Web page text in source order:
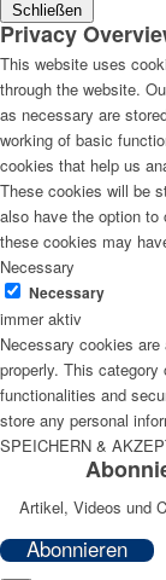
Schließen
Privacy
This website uses
through the website.
as necessary are
working of basic
cookies that help us
These cookies will be
also have the option
these cookies may
Necessary
Necessary
immer aktiv
Necessary cookies
properly. This
functionalities and
store any personal
SPEICHERN &
Artikel, Videos und
Abonnieren